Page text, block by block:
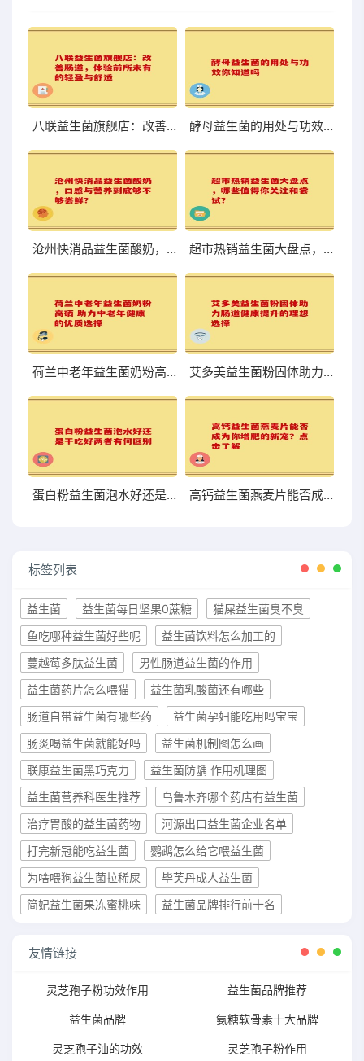
八联益生菌旗舰店：改善肠道，体验前所未有的轻盈与舒适 酵母益生菌的用处与功效你知道吗
沧州快消品益生菌酸奶，口感与营养到底够不够尝鲜？ 超市热销益生菌大盘点，哪些值得你关注和尝试？
荷兰中老年益生菌奶粉高硒 助力中老年健康的优质选择 艾多美益生菌粉固体助力肠道健康提升的理想选择
蛋白粉益生菌泡水好还是干吃好两者有何区别 高钙益生菌燕麦片能否成为你增肥的新宠？点击了解
标签列表
益生菌 益生菌每日坚果0蔗糖
猫屎益生菌臭不臭
鱼吃哪种益生菌好些呢
益生菌饮料怎么加工的
蔓越莓多肽益生菌
男性肠道益生菌的作用
益生菌药片怎么喂猫
益生菌乳酸菌还有哪些
肠道自带益生菌有哪些药
益生菌孕妇能吃用吗宝宝
肠炎喝益生菌就能好吗
益生菌机制图怎么画
联康益生菌黑巧克力
益生菌防龋 作用机理图
益生菌营养科医生推荐
乌鲁木齐哪个药店有益生菌
治疗胃酸的益生菌药物
河源出口益生菌企业名单
打完新冠能吃益生菌
鹦鹉怎么给它喂益生菌
为啥喂狗益生菌拉稀屎
毕芙丹成人益生菌
简妃益生菌果冻蜜桃味
益生菌品牌排行前十名
友情链接
灵芝孢子粉功效作用 益生菌品牌推荐
益生菌品牌 氨糖软骨素十大品牌
灵芝孢子油的功效 灵芝孢子粉作用